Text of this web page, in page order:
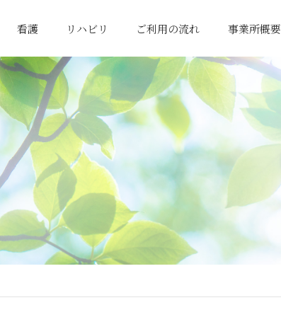
看護 リハビリ ご利用の流れ 事業所概要